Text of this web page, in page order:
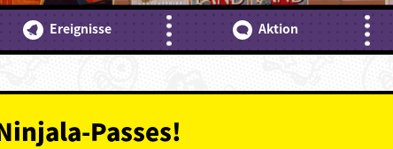
Ereignisse Aktion
Passes!